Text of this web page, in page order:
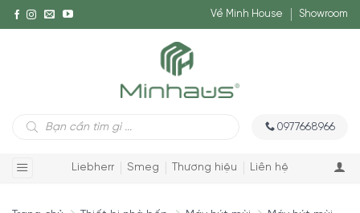
Về Minh House Showroom
Tìm
kiếm
0977668966
Liebherr Smeg Thương hiệu Liên hệ